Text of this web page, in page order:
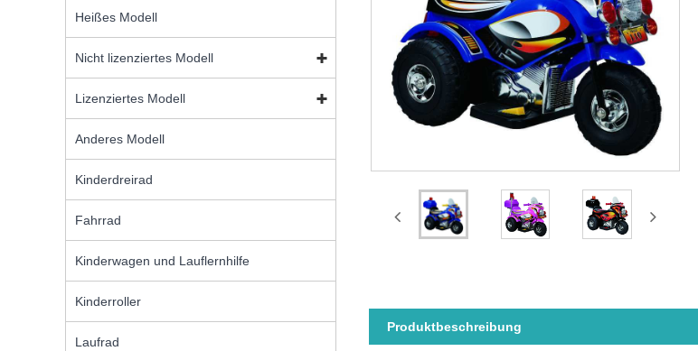
Heißes Modell
Nicht lizenziertes Modell
Lizenziertes Modell
Anderes Modell
Kinderdreirad
Fahrrad
Kinderwagen und Lauflernhilfe
Kinderroller
Laufrad
Produktbeschreibung